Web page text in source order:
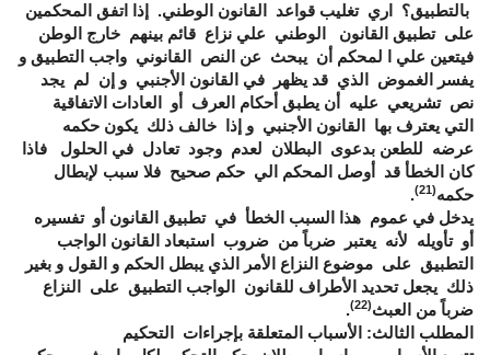
بالتطبيق؟ اري تغليب قواعد القانون الوطني. إذا اتفق المحكمين
على تطبيق القانون الوطني علي نزاع قائم بينهم خارج الوطن
فيتعين علي ا لمحكم أن يبحث عن النص القانوني واجب التطبيق و
يفسر الغموض الذي قد يظهر في القانون الأجنبي و إن لم يجد
نص تشريعي عليه أن يطبق أحكام العرف أو العادات الاتفاقية
التي يعترف بها القانون الأجنبي و إذا خالف ذلك يكون حكمه
عرضه للطعن بدعوى البطلان لعدم وجود تعادل في الحلول فاذا
كان الخطأ قد أوصل المحكم الي حكم صحيح فلا سبب لإبطال
حكمه(21)
.
يدخل في عموم هذا السبب الخطأ في تطبيق القانون أو تفسيره
أو تأويله لأنه يعتبر ضرباً من ضروب استبعاد القانون الواجب
التطبيق على موضوع النزاع الأمر الذي يبطل الحكم و القول و بغير
ذلك يجعل تحديد الأطراف للقانون الواجب التطبيق على النزاع
ضرباً من العبث(22)
.
المطلب الثالث: الأسباب المتعلقة بإجراءات التحكيم